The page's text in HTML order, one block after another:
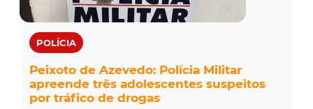
POLÍCIA
Peixoto de Azevedo: Polícia Militar
apreende três adolescentes suspeitos
por tráfico de drogas